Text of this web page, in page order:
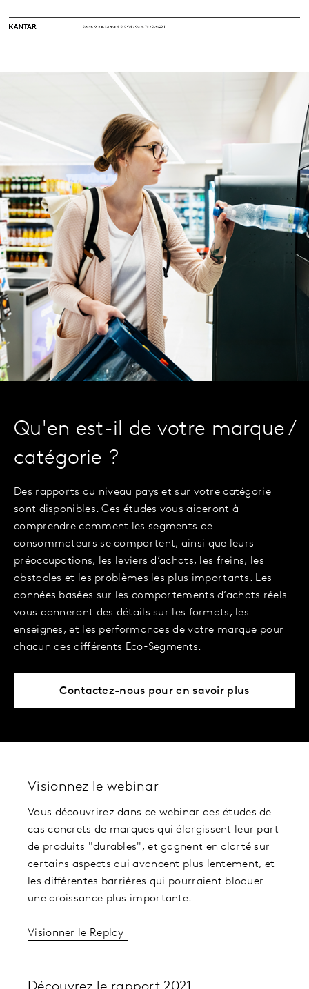
Qu'en est-il de votre marque /
catégorie ?
Des rapports au niveau pays et sur votre catégorie
sont disponibles. Ces études vous aideront à
comprendre comment les segments de
consommateurs se comportent, ainsi que leurs
préoccupations, les leviers d’achats, les freins, les
obstacles et les problèmes les plus importants. Les
données basées sur les comportements d’achats réels
vous donneront des détails sur les formats, les
enseignes, et les performances de votre marque pour
chacun des différents Eco-Segments.
Contactez-nous pour en savoir plus
Visionnez le webinar
Vous découvrirez dans ce webinar des études de
cas concrets de marques qui élargissent leur part
de produits "durables", et gagnent en clarté sur
certains aspects qui avancent plus lentement, et
les différentes barrières qui pourraient bloquer
une croissance plus importante.
Visionner le Replay